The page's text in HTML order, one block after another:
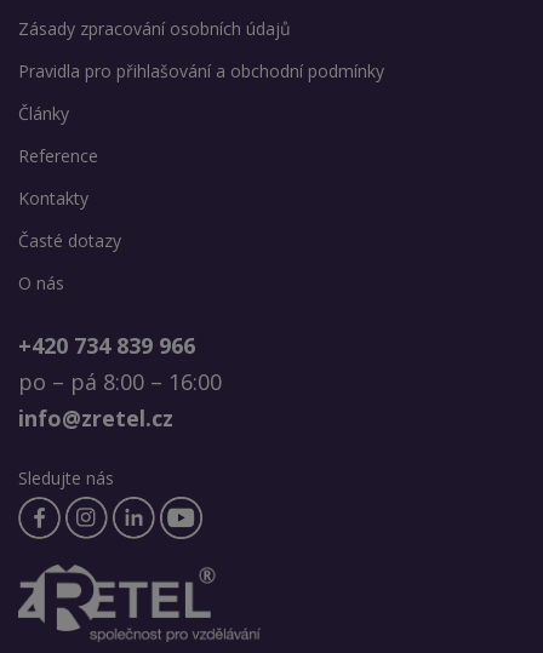
Zásady zpracování osobních údajů
Pravidla pro přihlašování a obchodní podmínky
Články
Reference
Kontakty
Časté dotazy
O nás
+420 734 839 966
po – pá 8:00 – 16:00
info@zretel.cz
Sledujte nás